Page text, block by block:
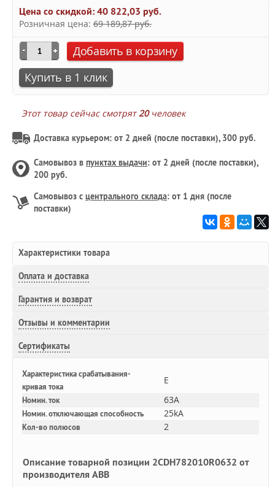
Цена со скидкой:40 822,03 руб.
Розничная цена: 69 189,87 руб.
Добавить в корзину
Купить в 1 клик
Этот товар сейчас смотрят20человек
Доставка курьером: от 2 дней (после поставки), 300 руб.
Самовывоз в пунктах выдачи: от 2 дней (после поставки),
200 руб.
Самовывоз с центрального склада: от 1 дня (после
поставки)
Характеристики товара
Оплата и доставка
Гарантия и возврат
Отзывы и комментарии
Сертификаты
Характеристика срабатывания-
кривая тока
E
Номин. ток 63A
Номин. отключающая способность 25kA
Кол-во полюсов 2
Описание товарной позиции 2CDH782010R0632 от
производителя ABB